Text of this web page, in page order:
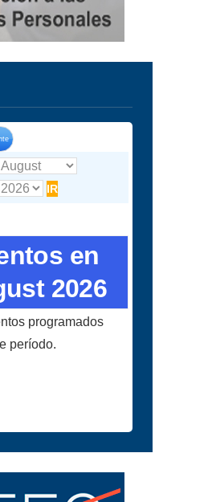
en
2026
programados
período.